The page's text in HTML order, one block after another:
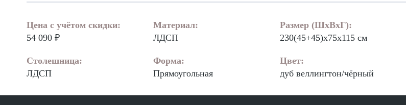
Цена с учётом скидки:
54 090 ₽
Материал:
ЛДСП
Размер (ШхВхГ):
230(45+45)x75х115 см
Столешница:
ЛДСП
Форма:
Прямоугольная
Цвет:
дуб веллингтон/чёрный